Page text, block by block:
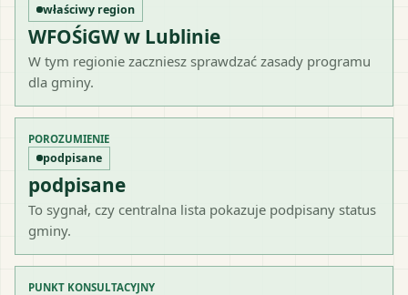
właściwy region
WFOŚiGW w Lublinie
W tym regionie zaczniesz sprawdzać zasady programu
dla gminy.
POROZUMIENIE
podpisane
podpisane
To sygnał, czy centralna lista pokazuje podpisany status
gminy.
PUNKT KONSULTACYJNY